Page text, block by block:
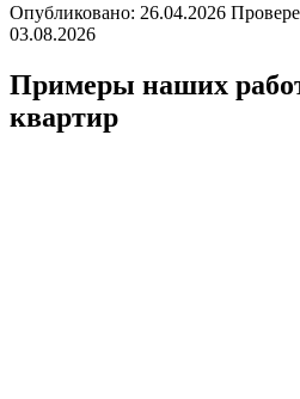
Опубликовано: 26.04.2026
03.08.2026
Примеры наших
квартир